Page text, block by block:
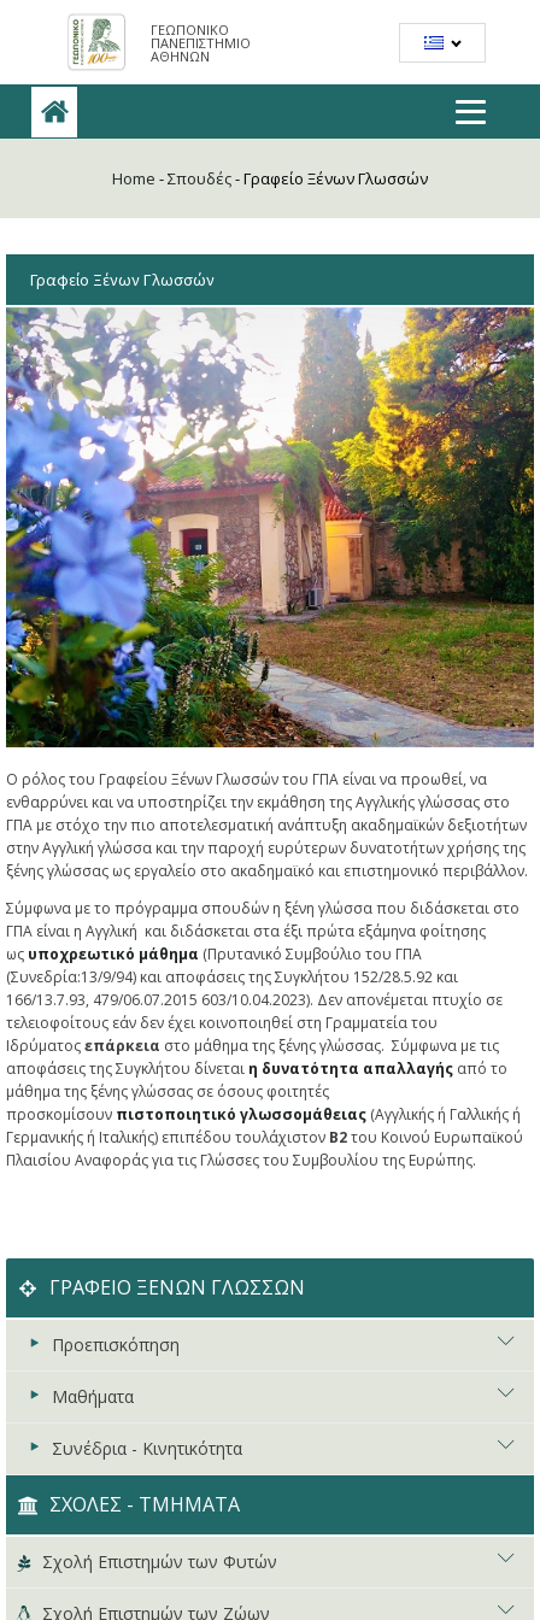
ΓΕΩΠΟΝΙΚΟ
ΠΑΝΕΠΙΣΤΗΜΙΟ
ΑΘΗΝΩΝ
Home -Σπουδές-Γραφείο Ξένων Γλωσσών
Γραφείο Ξένων Γλωσσών
Ο ρόλος του Γραφείου Ξένων Γλωσσών του ΓΠΑ είναι να προωθεί, να
ενθαρρύνει και να υποστηρίζει την εκμάθηση της Αγγλικής γλώσσας στο
ΓΠΑ με στόχο την πιο αποτελεσματική ανάπτυξη ακαδημαϊκών δεξιοτήτων
στην Αγγλική γλώσσα και την παροχή ευρύτερων δυνατοτήτων χρήσης της
ξένης γλώσσας ως εργαλείο στο ακαδημαϊκό και επιστημονικό περιβάλλον.
Σύμφωνα με το πρόγραμμα σπουδών η ξένη γλώσσα που διδάσκεται στο
ΓΠΑ είναι η Aγγλική και διδάσκεται στα έξι πρώτα εξάμηνα φοίτησης
ως υποχρεωτικό μάθημα (Πρυτανικό Συμβούλιο του ΓΠΑ
(Συνεδρία:13/9/94) και αποφάσεις της Συγκλήτου 152/28.5.92 και
166/13.7.93, 479/06.07.2015 603/10.04.2023). Δεν απονέμεται πτυχίο σε
τελειοφοίτους εάν δεν έχει κοινοποιηθεί στη Γραμματεία του
Ιδρύματοςεπάρκεια στο μάθημα της ξένης γλώσσας. Σύμφωνα με τις
αποφάσεις της Συγκλήτου δίνεται η δυνατότητα απαλλαγής από το
μάθημα της ξένης γλώσσας σε όσους φοιτητές
προσκομίσουν πιστοποιητικό γλωσσομάθειας (Αγγλικής ή Γαλλικής ή
Γερμανικής ή Ιταλικής) επιπέδου τουλάχιστον Β2του Κοινού Ευρωπαϊκού
Πλαισίου Αναφοράς για τις Γλώσσες του Συμβουλίου της Ευρώπης.
ΓΡΑΦΕΙΟ ΞΕΝΩΝ ΓΛΩΣΣΩΝ
Προεπισκόπηση
Γενικά
Συναντήσεις & Ομάδες Εργασίας
Συχνές ερωτήσεις
Σύνδεσμοι
Επικοινωνία
Μαθήματα
Δυνατότητες - Επιλογές
Υποχρεωτικά Μαθήματα
Προαιρετικά Μαθήματα
Μαθήματα για Φοιτητές Erasmus+
Συνέδρια - Κινητικότητα
Ευρωπαϊκή Συνομοσπονδία (CERCLES)
Διμερή Προγράμματα
Προγράμματα HERMES
ΣΧΟΛΕΣ - ΤΜΗΜΑΤΑ
Σχολή Επιστημών των Φυτών
Επισκόπηση Σχολής
Σχολή Επιστημών των Ζώων